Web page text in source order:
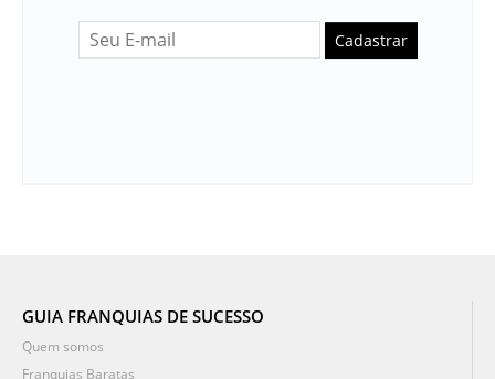
Cadastrar
GUIA FRANQUIAS DE SUCESSO
Quem somos
Franquias Baratas